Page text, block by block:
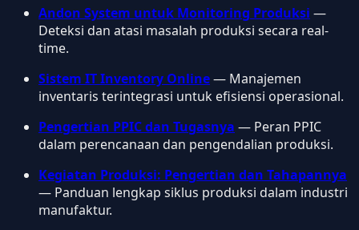
Andon System untuk Monitoring Produksi —
Deteksi dan atasi masalah produksi secara real-
time.
Sistem IT Inventory Online— Manajemen
inventaris terintegrasi untuk efisiensi operasional.
Pengertian PPIC dan Tugasnya — Peran PPIC
dalam perencanaan dan pengendalian produksi.
Kegiatan Produksi: Pengertian dan Tahapannya
— Panduan lengkap siklus produksi dalam industri
manufaktur.